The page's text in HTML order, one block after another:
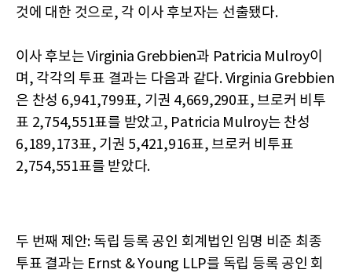
것에 대한 것으로, 각 이사 후보자는 선출됐다.
이사 후보는 Virginia Grebbien과 Patricia Mulroy이
며, 각각의 투표 결과는 다음과 같다. Virginia Grebbien
은 찬성 6,941,799표, 기권 4,669,290표, 브로커 비투
표 2,754,551표를 받았고, Patricia Mulroy는 찬성
6,189,173표, 기권 5,421,916표, 브로커 비투표
2,754,551표를 받았다.
두 번째 제안: 독립 등록 공인 회계법인 임명 비준 최종
투표 결과는 Ernst & Young LLP를 독립 등록 공인 회